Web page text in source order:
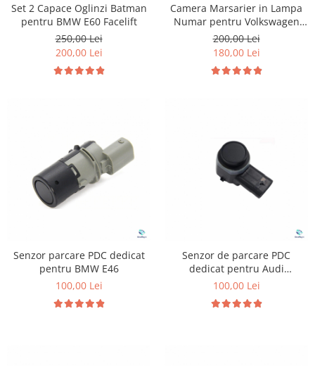
Set 2 Capace Oglinzi Batman
pentru BMW E60 Facelift
250,00 Lei
200,00 Lei
Camera Marsarier in Lampa
Numar pentru Volkswagen
Golf 6 7
200,00 Lei
180,00 Lei
Senzor parcare PDC dedicat
pentru BMW E46
100,00 Lei
Senzor de parcare PDC
dedicat pentru Audi
Volkswagen Skoda Seat
100,00 Lei